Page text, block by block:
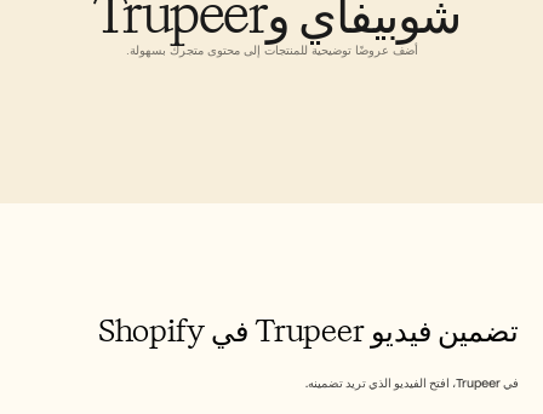
أضف عروضًا توضيحية للمنتجات إلى محتوى متجرك بسهولة.
تضمين فيديو Trupeer في Shopify
في Trupeer، افتح الفيديو الذي تريد تضمينه.
صور رمزية للذكاء الاصطناعي
Industry
Free Tools
Announcement